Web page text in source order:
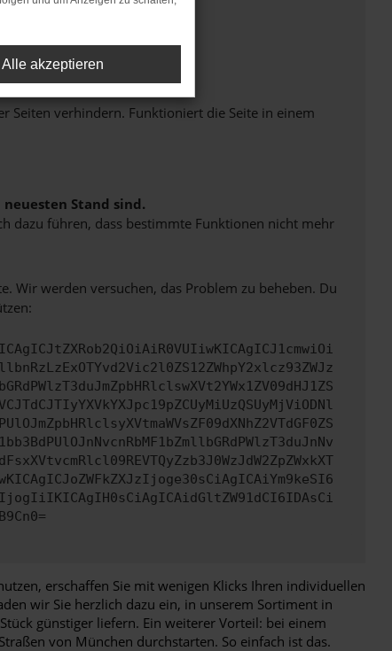
Seiten verhindern. Funktioniert die Seite in einem
Stand sind.
dazu führen, dass bestimmte Funktionen nicht mehr
Wir werden versuchen, das Problem zu beheben. Du
erschaffen Sie mit wenigen Klicks Ihren individuellen
wir Sie herzlich dazu ein, in unserem Sortiment in
günstiger liefern. Ein weiterer Vorteil: bei einem
von München durchstarten. So einfach ist das.
Alle akzeptieren